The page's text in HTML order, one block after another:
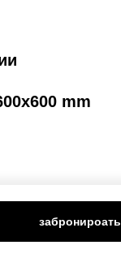
забронироать
mm